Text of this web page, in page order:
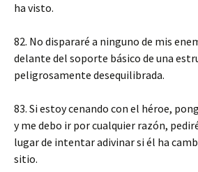
ha visto.
82. No dispararé a ninguno de mis
delante del soporte básico de una
peligrosamente desequilibrada.
83. Si estoy cenando con el héroe,
y me debo ir por cualquier razón,
lugar de intentar adivinar si él ha
sitio.